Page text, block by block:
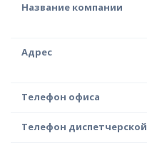
Название компании
Адрес
Телефон офиса
Телефон диспетчерской